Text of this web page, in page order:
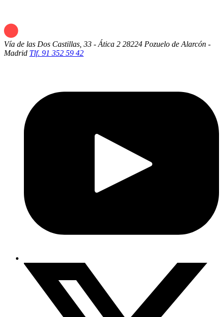
Vía de las Dos Castillas, 33 - Ática 2 28224 Pozuelo de Alarcón -
Madrid Tlf. 91 352 59 42